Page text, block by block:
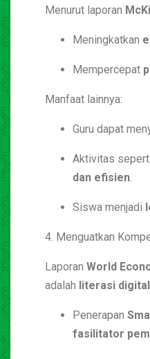
Menurut laporan
Meningkatkan
Mempercepat
Manfaat lainnya:
Guru dapat
Aktivitas
dan efisien
Siswa menjadi
4. Menguatkan
Laporan World
adalah literasi
Penerapan
fasilitator